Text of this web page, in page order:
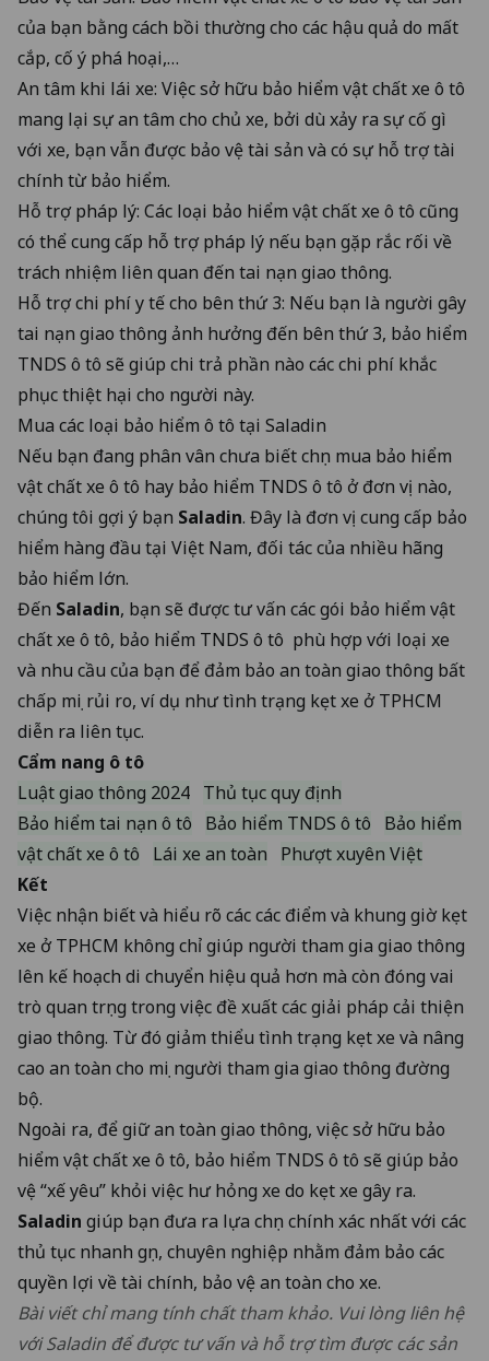
của bạn bằng cách bồi thường cho các hậu quả do mất
cắp, cố ý phá hoại,…
An tâm khi lái xe: Việc sở hữu bảo hiểm vật chất xe ô tô
mang lại sự an tâm cho chủ xe, bởi dù xảy ra sự cố gì
với xe, bạn vẫn được bảo vệ tài sản và có sự hỗ trợ tài
chính từ bảo hiểm.
Hỗ trợ pháp lý: Các loại bảo hiểm vật chất xe ô tô cũng
có thể cung cấp hỗ trợ pháp lý nếu bạn gặp rắc rối về
trách nhiệm liên quan đến tai nạn giao thông.
Hỗ trợ chi phí y tế cho bên thứ 3: Nếu bạn là người gây
tai nạn giao thông ảnh hưởng đến bên thứ 3, bảo hiểm
TNDS ô tô sẽ giúp chi trả phần nào các chi phí khắc
phục thiệt hại cho người này.
Mua các loại bảo hiểm ô tô tại Saladin
Nếu bạn đang phân vân chưa biết chọn mua bảo hiểm
vật chất xe ô tô hay bảo hiểm TNDS ô tô ở đơn vị nào,
chúng tôi gợi ý bạn Saladin. Đây là đơn vị cung cấp bảo
hiểm hàng đầu tại Việt Nam, đối tác của nhiều hãng
bảo hiểm lớn.
Đến Saladin, bạn sẽ được tư vấn các gói bảo hiểm vật
chất xe ô tô, bảo hiểm TNDS ô tô phù hợp với loại xe
và nhu cầu của bạn để đảm bảo an toàn giao thông bất
chấp mọi rủi ro, ví dụ như tình trạng kẹt xe ở TPHCM
diễn ra liên tục.
Cẩm nang ô tô
Luật giao thông 2024 Thủ tục quy định
Bảo hiểm tai nạn ô tô
Bảo hiểm TNDS ô tô
Bảo hiểm
vật chất xe ô tô
Lái xe an toàn
Phượt xuyên Việt
Kết
Việc nhận biết và hiểu rõ các các điểm và khung giờ kẹt
xe ở TPHCM không chỉ giúp người tham gia giao thông
lên kế hoạch di chuyển hiệu quả hơn mà còn đóng vai
trò quan trọng trong việc đề xuất các giải pháp cải thiện
giao thông. Từ đó giảm thiểu tình trạng kẹt xe và nâng
cao an toàn cho mọi người tham gia giao thông đường
bộ.
Ngoài ra, để giữ an toàn giao thông, việc sở hữu bảo
hiểm vật chất xe ô tô, bảo hiểm TNDS ô tô sẽ giúp bảo
vệ “xế yêu” khỏi việc hư hỏng xe do kẹt xe gây ra.
Saladin giúp bạn đưa ra lựa chọn chính xác nhất với các
thủ tục nhanh gọn, chuyên nghiệp nhằm đảm bảo các
quyền lợi về tài chính, bảo vệ an toàn cho xe.
Bài viết chỉ mang tính chất tham khảo. Vui lòng liên hệ
với Saladin để được tư vấn và hỗ trợ tìm được các sản